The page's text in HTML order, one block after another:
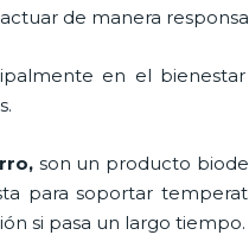
de manera
en el
son un producto
para soportar
si pasa un largo tiempo.